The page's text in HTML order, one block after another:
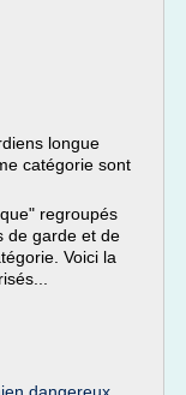
longue
catégorie sont
regroupés
de garde et de
Voici la